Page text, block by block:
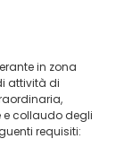
in zona
attività di
e collaudo degli
requisiti: